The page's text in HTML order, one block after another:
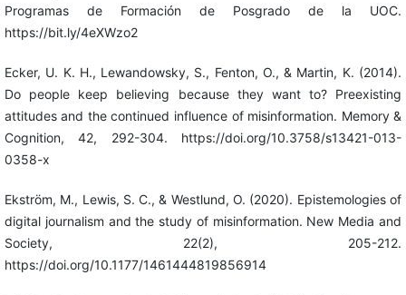
Programas de Formación de Posgrado de la UOC.
https://bit.ly/4eXWzo2
Ecker, U. K. H., Lewandowsky, S., Fenton, O., & Martin, K. (2014).
Do people keep believing because they want to? Preexisting
attitudes and the continued influence of misinformation. Memory &
Cognition, 42, 292-304. https://doi.org/10.3758/s13421-013-
0358-x
Ekström, M., Lewis, S. C., & Westlund, O. (2020). Epistemologies of
digital journalism and the study of misinformation. New Media and
Society, 22(2), 205-212.
https://doi.org/10.1177/1461444819856914